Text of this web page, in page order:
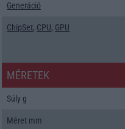
Generáció
ChipSet, CPU, GPU
MÉRETEK
Súly g
Méret mm